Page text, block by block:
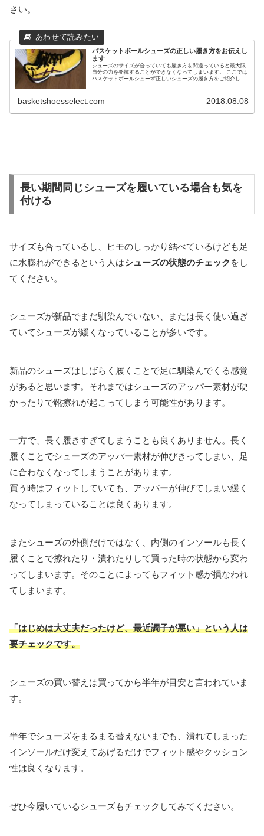
さい。
バスケットボールシューズの正しい履き方をお伝えし
ます
シューズのサイズが合っていても履き方を間違っていると最大限
自分の力を発揮することができなくなってしまいます。 ここでは
バスケットボールシューず正しいシューズの履き方をご紹介しま
basketshoesselect.com 2018.08.08
長い期間同じシューズを履いている場合も気を
付ける
サイズも合っているし、ヒモのしっかり結べているけども足
に水膨れができるという人はシューズの状態のチェック をし
てください。
シューズが新品でまだ馴染んでいない、または長く使い過ぎ
ていてシューズが緩くなっていることが多いです。
新品のシューズはしばらく履くことで足に馴染んでくる感覚
があると思います。それまではシューズのアッパー素材が硬
かったりで靴擦れが起こってしまう可能性があります。
一方で、長く履きすぎてしまうことも良くありません。長く
履くことでシューズのアッパー素材が伸びきってしまい、足
に合わなくなってしまうことがあります。
買う時はフィットしていても、アッパーが伸びてしまい緩く
なってしまっていることは良くあります。
またシューズの外側だけではなく、内側のインソールも長く
履くことで擦れたり・潰れたりして買った時の状態から変わ
ってしまいます。そのことによってもフィット感が損なわれ
てしまいます。
「はじめは大丈夫だったけど、最近調子が悪い」という人は
要チェックです。
シューズの買い替えは買ってから半年が目安と言われていま
す。
半年でシューズをまるまる替えないまでも、潰れてしまった
インソールだけ変えてあげるだけでフィット感やクッション
性は良くなります。
ぜひ今履いているシューズもチェックしてみてください。